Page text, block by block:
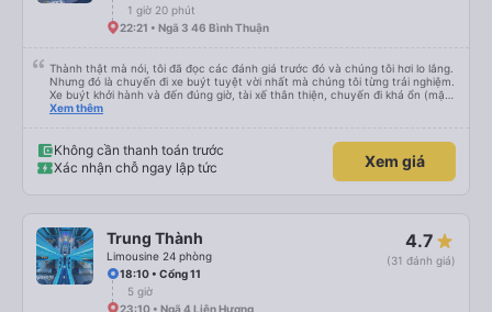
1 giờ 20 phút
22:21 • Ngã 3 46 Bình Thuận
Thành thật mà nói, tôi đã đọc các đánh giá trước đó và chúng tôi hơi lo lắng.
Nhưng đó là chuyến đi xe buýt tuyệt vời nhất mà chúng tôi từng trải nghiệm.
Xe buýt khởi hành và đến đúng giờ, tài xế thân thiện, chuyến đi khá ổn (mặc
dù vẫn hơi xóc, nhưng đó là đặc trưng của Việt Nam ^^), và chỗ ngồi thoải
Xem thêm
Không cần thanh toán trước
Xác nhận chỗ ngay lập tức
Xem giá
Trung Thành
Limousine 24 phòng
4.7
(31 đánh giá)
18:10 • Cổng 11
5 giờ
23:10 • Ngã 4 Liên Hương